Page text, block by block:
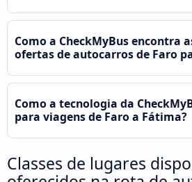
Como a CheckMyBus encontra
ofertas de autocarros de Faro
Como a tecnologia da
para viagens de Faro a Fátima?
Classes de lugares